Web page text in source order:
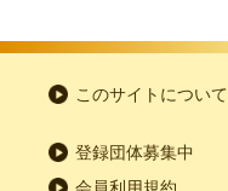
このサイトについて
登録団体募集中